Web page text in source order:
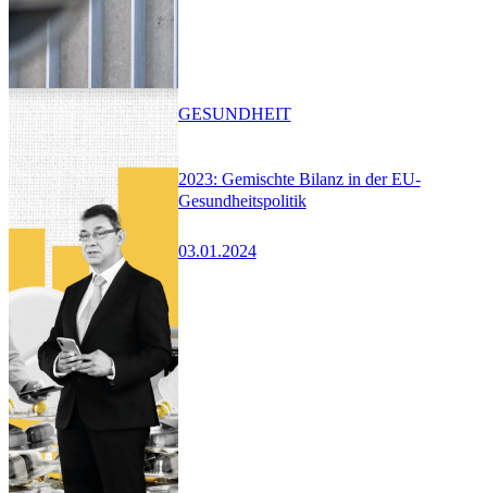
2023: Gemischte Bilanz in der EU-
Gesundheitspolitik
03.01.2024
GESUNDHEIT